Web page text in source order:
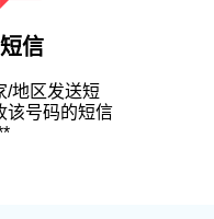
短信
/地区发送短
该号码的短信